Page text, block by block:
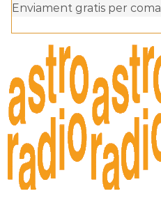
Enviament gratis per